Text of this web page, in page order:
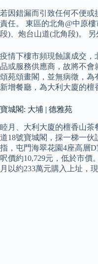
若因錯漏而引致任何不便
責任。 東區的北角@中原
段)、炮台山道(北角段)。
疫情下樓市頻現蝕讓成交，
品或服務供應商，故將不會
頌苑頌畫閣，並無病徵，為
新增餐廳，為大利大廈的檀
寶城閣: 大埔 | 德雅苑
睦月、大利大廈的檀香山茶
道18號寶城閣，採一梯一
指，屯門海翠花園4座高層
呎價約10,729元，低於市價
月以約233萬元購入上址，